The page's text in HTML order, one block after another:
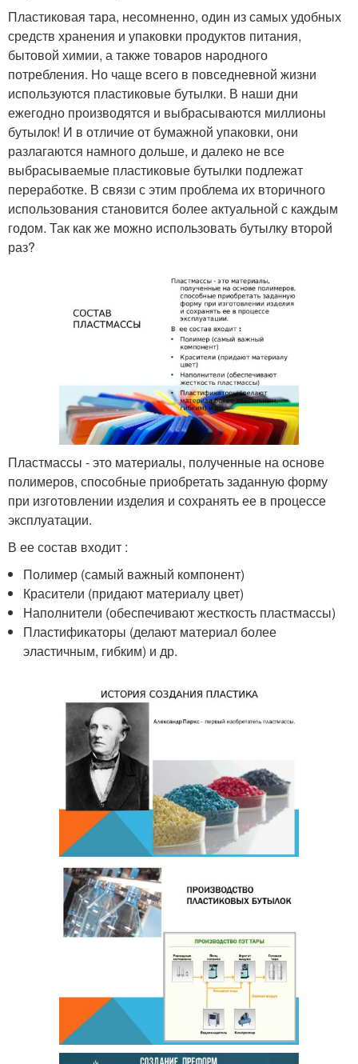
Пластиковая тара, несомненно, один из самых удобных
средств хранения и упаковки продуктов питания,
бытовой химии, а также товаров народного
потребления. Но чаще всего в повседневной жизни
используются пластиковые бутылки. В наши дни
ежегодно производятся и выбрасываются миллионы
бутылок! И в отличие от бумажной упаковки, они
разлагаются намного дольше, и далеко не все
выбрасываемые пластиковые бутылки подлежат
переработке. В связи с этим проблема их вторичного
использования становится более актуальной с каждым
годом. Так как же можно использовать бутылку второй
раз?
Пластмассы - это материалы, полученные на основе
полимеров, способные приобретать заданную форму
при изготовлении изделия и сохранять ее в процессе
эксплуатации.
В ее состав входит :
Полимер (самый важный компонент)
Красители (придают материалу цвет)
Наполнители (обеспечивают жесткость пластмассы)
Пластификаторы (делают материал более
эластичным, гибким) и др.